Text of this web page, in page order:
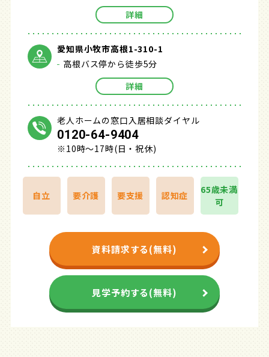
詳細
愛知県小牧市高根1-310-1
高根バス停から徒歩5分
詳細
老人ホームの窓口入居相談ダイヤル
0120-64-9404
※10時～17時(日・祝休)
自立 要介護 要支援 認知症
65歳未満
可
資料請求する(無料)
見学予約する(無料)